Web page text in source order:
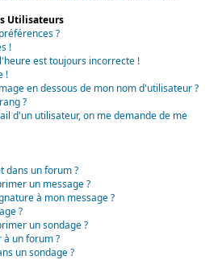
Utilisateurs
?
!
est toujours incorrecte !
!
en dessous de mon nom d'utilisateur ?
?
d'un utilisateur, on me demande de me
dans un forum ?
un message ?
à mon message ?
?
un sondage ?
à un forum ?
un sondage ?